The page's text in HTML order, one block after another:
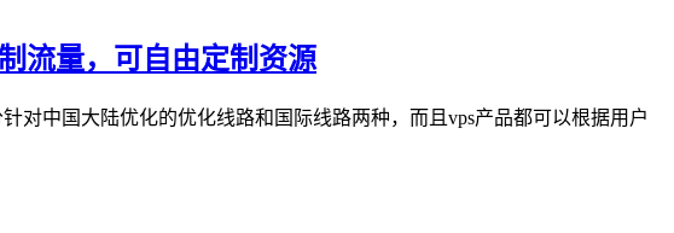
流量，可自由定制资源
对中国大陆优化的优化线路和国际线路两种，而且vps产品都可以根据用户